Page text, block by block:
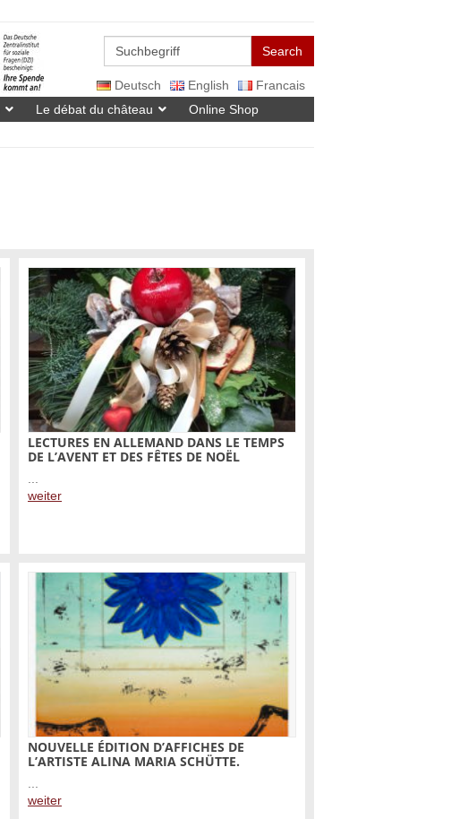
Search
Deutsch English Francais
Le débat du château Online Shop
LECTURES EN ALLEMAND DANS LE TEMPS
DE L’AVENT ET DES FÊTES DE NOËL
...
weiter
NOUVELLE ÉDITION D’AFFICHES DE
L’ARTISTE ALINA MARIA SCHÜTTE.
...
weiter